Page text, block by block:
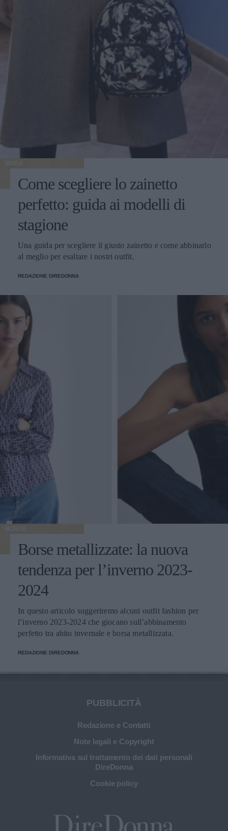
MODA
Come scegliere lo zainetto
perfetto: guida ai modelli di
stagione
Una guida per scegliere il giusto zainetto e come abbinarlo
al meglio per esaltare i nostri outfit.
REDAZIONE DIREDONNA
BORSE
Borse metallizzate: la nuova
tendenza per l’inverno 2023-
2024
In questo articolo suggeriremo alcuni outfit fashion per
l’inverno 2023-2024 che giocano sull’abbinamento
perfetto tra abito invernale e borsa metallizzata.
REDAZIONE DIREDONNA
PUBBLICITÀ
Redazione e Contatti
Note legali e Copyright
Informativa sul trattamento dei dati personali
DireDonna
Cookie policy